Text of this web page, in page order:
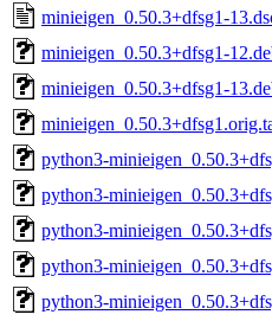
minieigen_0.50.3+dfsg1-
minieigen_0.50.3+dfsg1-
minieigen_0.50.3+dfsg1-
python3-
python3-
python3-
python3-
python3-